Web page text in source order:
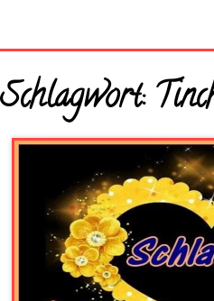
Startseite
Neue Bilder
Schlagwort: